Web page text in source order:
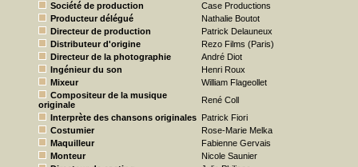
Société de production
Case Productions
Producteur délégué
Nathalie Boutot
Directeur de production
Patrick Delauneux
Distributeur d'origine
Rezo Films (Paris)
Directeur de la photographie
André Diot
Ingénieur du son
Henri Roux
Mixeur
William Flageollet
Compositeur de la musique
originale
René Coll
Interprète des chansons originales Patrick Fiori
Costumier
Rose-Marie Melka
Maquilleur
Fabienne Gervais
Monteur
Nicole Saunier